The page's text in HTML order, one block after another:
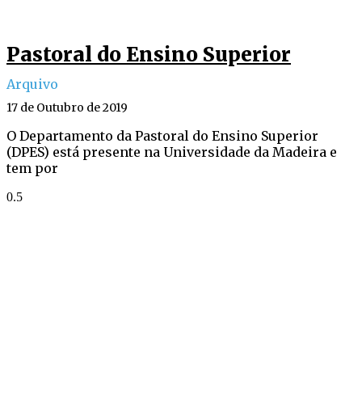
Pastoral do Ensino Superior
Arquivo
17 de Outubro de 2019
O Departamento da Pastoral do Ensino Superior
(DPES) está presente na Universidade da Madeira e
tem por